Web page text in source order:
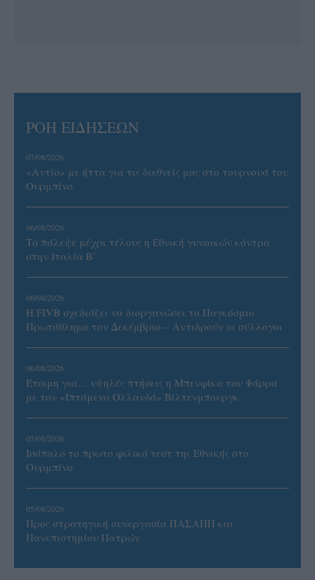
ΡΟΗ ΕΙΔΗΣΕΩΝ
07/08/2026
«Αντίο» με ήττα για τις διεθνείς μας στο τουρνουά του
Ουρμπίνο
06/08/2026
Το πάλεψε μέχρι τέλους η Εθνική γυναικών κόντρα
στην Ιταλία Β’
06/08/2026
Η FIVB σχεδιάζει να διοργανώσει το Παγκόσμιο
Πρωτάθλημα τον Δεκέμβριο – Αντιδρούν οι σύλλογοι
06/08/2026
Έτοιμη για… υψηλές πτήσεις η Μπενφίκα του Ψάρρα
με τον «Ιπτάμενο Ολλανδό» Βίλτενμπουργκ
05/08/2026
Ισόπαλο το πρωτο φιλικό τεστ της Εθνικής στο
Ουρμπίνο
05/08/2026
Προς στρατηγική συνεργασία ΠΑΣΑΠΠ και
Πανεπιστημίου Πατρών